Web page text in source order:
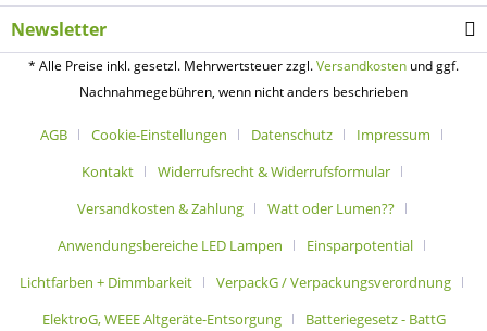
Newsletter
* Alle Preise inkl. gesetzl. Mehrwertsteuer zzgl.Versandkosten und ggf.
Nachnahmegebühren, wenn nicht anders beschrieben
AGB Cookie-Einstellungen Datenschutz
Impressum
Kontakt
Widerrufsrecht & Widerrufsformular
Versandkosten & Zahlung
Watt oder Lumen??
Anwendungsbereiche LED Lampen
Einsparpotential
Lichtfarben + Dimmbarkeit
VerpackG / Verpackungsverordnung
ElektroG, WEEE Altgeräte-Entsorgung
Batteriegesetz - BattG